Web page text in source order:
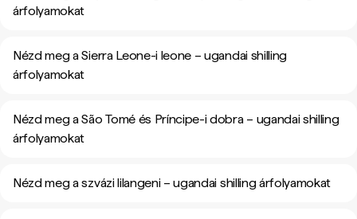
árfolyamokat
Nézd meg a Sierra Leone-i leone – ugandai shilling
árfolyamokat
Nézd meg a São Tomé és Príncipe-i dobra – ugandai shilling
árfolyamokat
Nézd meg a szvázi lilangeni – ugandai shilling árfolyamokat